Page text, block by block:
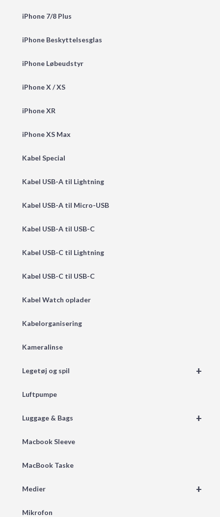
iPhone 7/8 Plus
iPhone Beskyttelsesglas
iPhone Løbeudstyr
iPhone X / XS
iPhone XR
iPhone XS Max
Kabel Special
Kabel USB-A til Lightning
Kabel USB-A til Micro-USB
Kabel USB-A til USB-C
Kabel USB-C til Lightning
Kabel USB-C til USB-C
Kabel Watch oplader
Kabelorganisering
Kameralinse
+
Legetøj og spil
Luftpumpe
+
Luggage & Bags
Macbook Sleeve
MacBook Taske
+
Medier
Mikrofon